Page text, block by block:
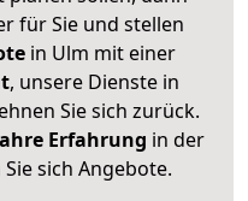
für Sie und stellen
in Ulm mit einer
, unsere Dienste in
Sie sich zurück.
Erfahrung in der
sich Angebote.